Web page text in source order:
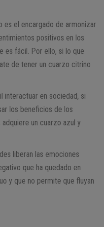
es el encargado de armonizar
positivos en los
es fácil. Por ello, si lo que
de tener un cuarzo citrino
interactuar en sociedad, si
los beneficios de los
un cuarzo azul y
liberan las emociones
que ha quedado en
y que no permite que fluyan